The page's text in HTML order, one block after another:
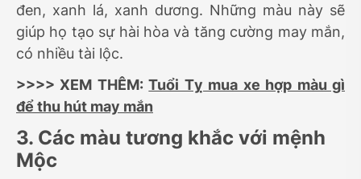
đen, xanh lá, xanh dương. Những màu này sẽ
giúp họ tạo sự hài hòa và tăng cường may mắn,
có nhiều tài lộc.
>>>> XEM THÊM:Tuổi Tỵ mua xe hợp màu gì
để thu hút may mắn
3. Các màu tương khắc với mệnh
Mộc